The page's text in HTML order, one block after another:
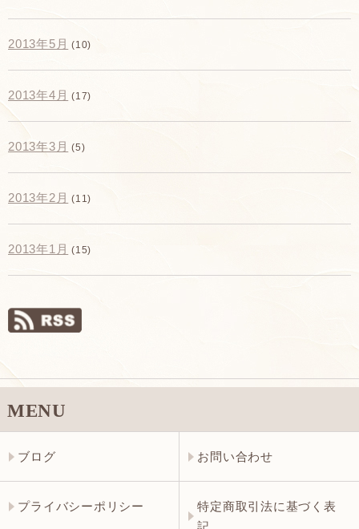
2013年5月 (10)
2013年4月 (17)
2013年3月 (5)
2013年2月 (11)
2013年1月 (15)
MENU
ブログ お問い合わせ
プライバシーポリシー
特定商取引法に基づく表
記